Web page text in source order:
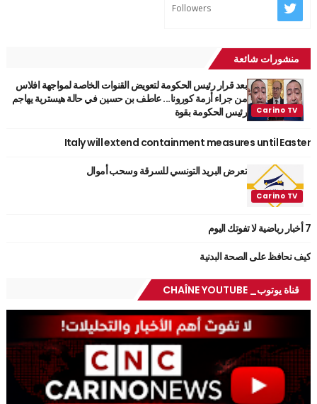
Followers
منشورات شائعة
بعد قرار رئيس الحكومة لتعويض القنوات الخاصة لمواجهة افلاس
من جراء أزمة كورونا... عاطف بن حسين في حالة هيسترية يهاجم
رئيس الحكومة بقوة
Italy will extend containment measures until Easter
تعرض البريد التونسي للسرقة وسحب أموال
7 أخبار رياضية لا تفوتك اليوم
كيف نحافظ على الصحة البدنية
قناة يوتوب_ CHAÎNE YOUTUBE